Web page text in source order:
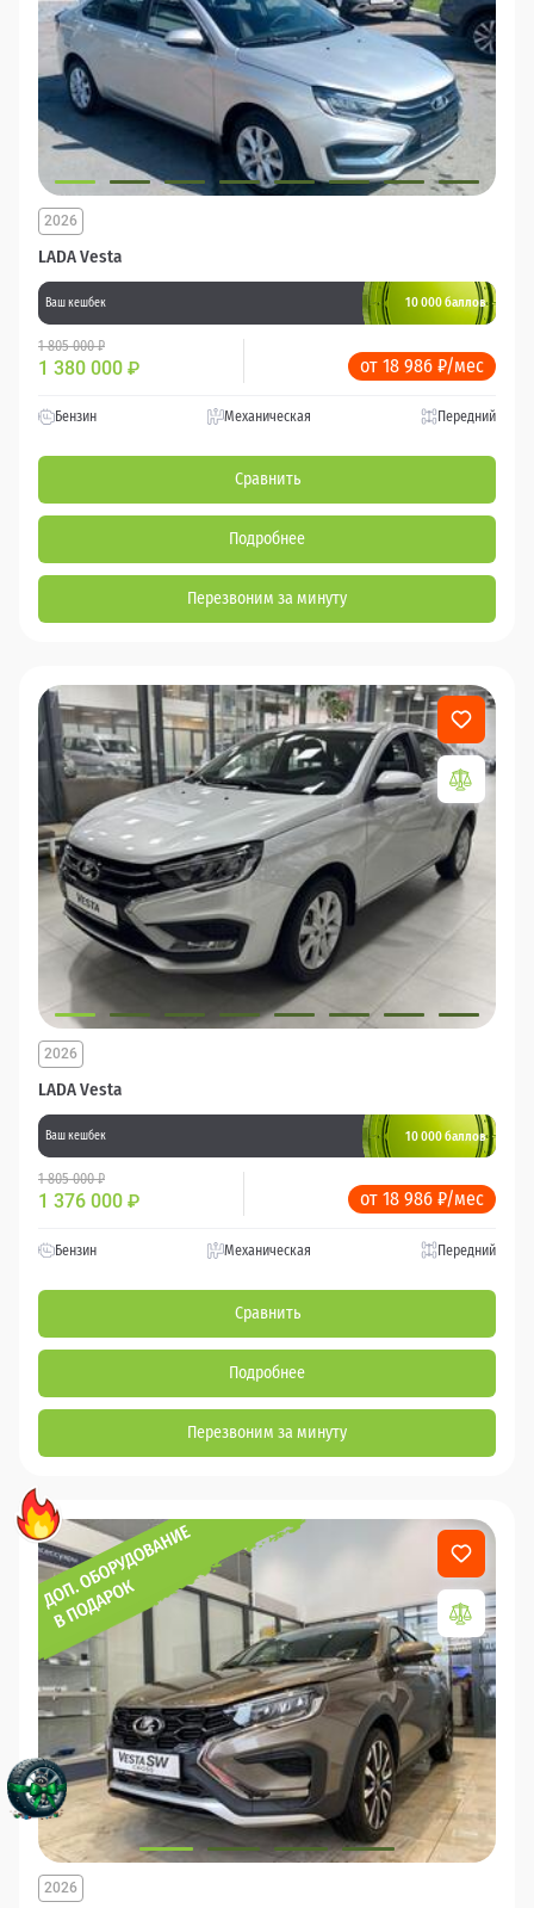
LADA Vesta
2026
Ваш кешбек 10 000 баллов
1 805 000 ₽
1 380 000 ₽ от 18 986 ₽/мес
Бензин Механическая Передний
Сравнить
Подробнее
Перезвоним за минуту
LADA Vesta
2026
Ваш кешбек 10 000 баллов
1 805 000 ₽
1 376 000 ₽ от 18 986 ₽/мес
Бензин Механическая Передний
Сравнить
Подробнее
Перезвоним за минуту
2026